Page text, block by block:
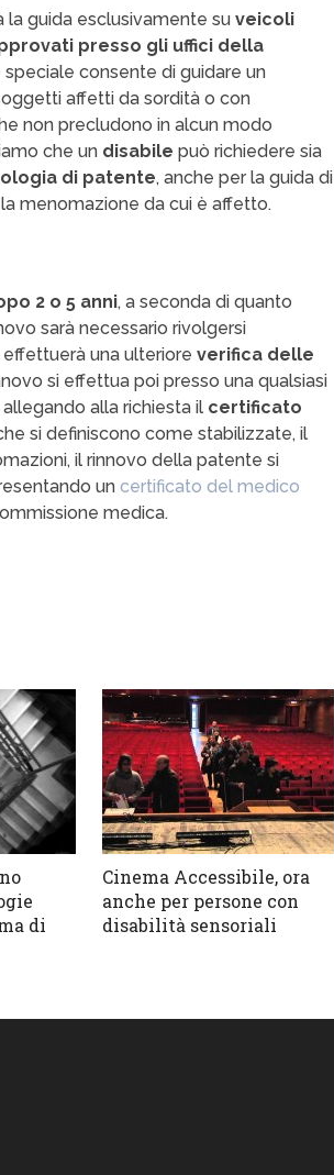
la guida esclusivamente su veicoli
presso gli uffici della
consente di guidare un
affetti da sordità o con
non precludono in alcun modo
che un disabile può richiedere sia
di patente, anche per la guida di
menomazione da cui è affetto.
2 o 5 anni, a seconda di quanto
sarà necessario rivolgersi
una ulterioreverifica delle
si effettua poi presso una qualsiasi
alla richiesta il certificato
si definiscono come stabilizzate, il
il rinnovo della patente si
uncertificato del medico
medica.
di
Cinema Accessibile, ora
anche per persone con
disabilità sensoriali